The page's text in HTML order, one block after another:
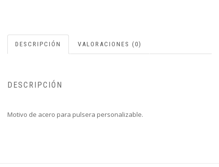
DESCRIPCIÓN VALORACIONES (0)
DESCRIPCIÓN
Motivo de acero para pulsera personalizable.